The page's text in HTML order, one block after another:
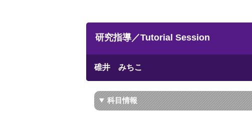
研究指導／Tutorial Session
碓井 みちこ
科目情報